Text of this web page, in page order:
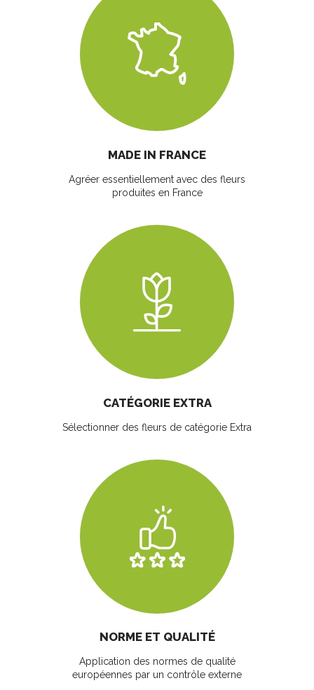
MADE IN FRANCE
Agréer essentiellement avec des fleurs
produites en France
CATÉGORIE EXTRA
Sélectionner des fleurs de catégorie Extra
NORME ET QUALITÉ
Application des normes de qualité
européennes par un contrôle externe